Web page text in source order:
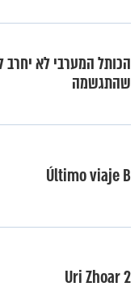
הכותל המערבי לא יחרב
שהתגשמה
Último viaje B
Uri Zhoar 2